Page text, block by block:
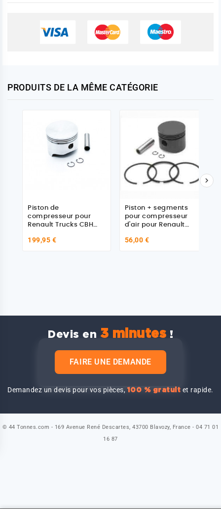
PRODUITS DE LA MÊME CATÉGORIE
Piston de
compresseur pour
Renault Trucks CBH
199,95 €
Piston + segments
pour compresseur
d'air pour Renault
56,00 €

Devis en 3 minutes !
FAIRE UNE DEMANDE
Demandez un devis pour vos pièces,100 % gratuit et rapide.
© 44 Tonnes.com - 169 Avenue René Descartes, 43700 Blavozy, France - 04 71 01
16 87